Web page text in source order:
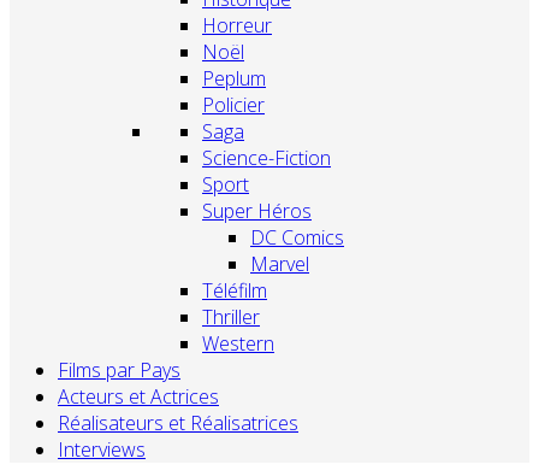
Horreur
Noël
Peplum
Policier
Saga
Science-Fiction
Sport
Super Héros
DC Comics
Marvel
Téléfilm
Thriller
Western
Films par Pays
Acteurs et Actrices
Réalisateurs et Réalisatrices
Interviews